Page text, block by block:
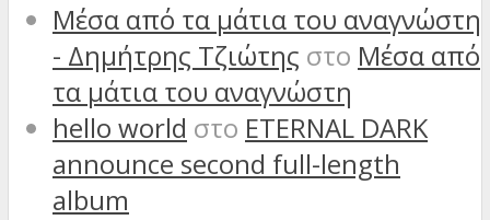
Μέσα από τα μάτια του αναγνώστη
- Δημήτρης Τζιώτης στο Μέσα από
τα μάτια του αναγνώστη
hello world στο ETERNAL DARK
announce second full-length
album